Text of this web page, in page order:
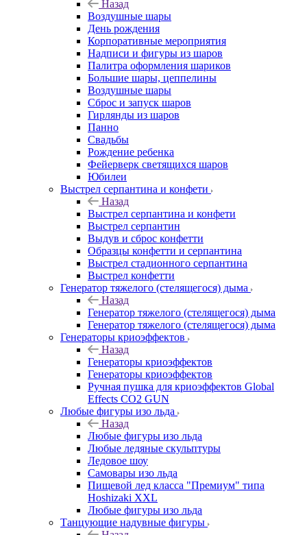
Назад
Воздушные шары
День рождения
Корпоративные мероприятия
Надписи и фигуры из шаров
Палитра оформления шариков
Большие шары, цеппелины
Воздушные шары
Сброс и запуск шаров
Гирлянды из шаров
Панно
Свадьбы
Рождение ребенка
Фейерверк светящихся шаров
Юбилеи
Выстрел серпантина и конфети
Назад
Выстрел серпантина и конфети
Выстрел серпантин
Выдув и сброс конфетти
Образцы конфетти и серпантина
Выстрел стадионного серпантина
Выстрел конфетти
Генератор тяжелого (стелящегося) дыма
Назад
Генератор тяжелого (стелящегося) дыма
Генератор тяжелого (стелящегося) дыма
Генераторы криоэффектов
Назад
Генераторы криоэффектов
Генераторы криоэффектов
Ручная пушка для криоэффектов Global
Effects CO2 GUN
Любые фигуры изо льда
Назад
Любые фигуры изо льда
Любые ледяные скульптуры
Ледовое шоу
Самовары изо льда
Пищевой лед класса "Премиум" типа
Hoshizaki XXL
Любые фигуры изо льда
Танцующие надувные фигуры